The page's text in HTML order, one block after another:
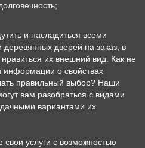
и насладиться всеми
дверей на заказ, в
их внешний вид. Как не
информации о свойствах
правильный выбор? Наши
вам разобраться с видами
вариантами их
свои услуги с возможностью